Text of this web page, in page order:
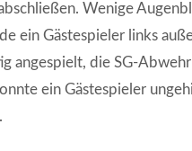
Wenige
ein Gästespieler links
angespielt, die SG-
ein Gästespieler